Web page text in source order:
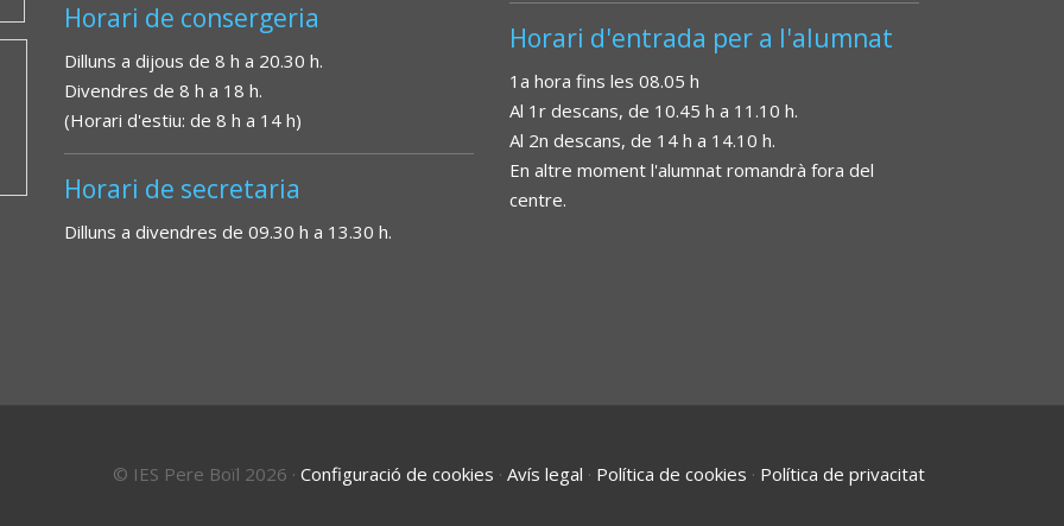
Horari de consergeria
Dilluns a dijous de 8 h a 20.30 h.
Divendres de 8 h a 18 h.
(Horari d'estiu: de 8 h a 14 h)
Horari de secretaria
Dilluns a divendres de 09.30 h a 13.30 h.
Horari d'entrada per a l'alumnat
1a hora fins les 08.05 h
Al 1r descans, de 10.45 h a 11.10 h.
Al 2n descans, de 14 h a 14.10 h.
En altre moment l'alumnat romandrà fora del
centre.
© IES Pere Boïl 2026 · Configuració de cookies · Avís legal · Política de cookies · Política de privacitat